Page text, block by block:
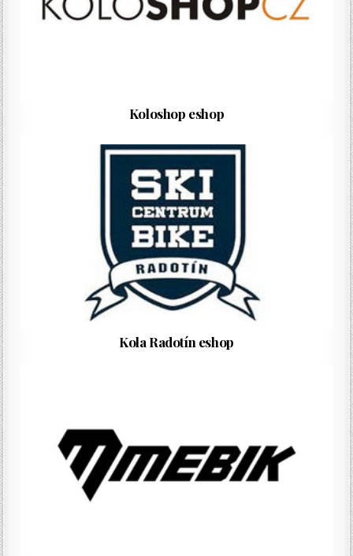
Koloshop eshop
Kola Radotín eshop